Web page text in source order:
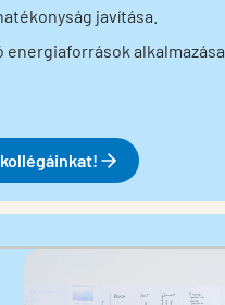
javítása.
energiaforrások alkalmazása.